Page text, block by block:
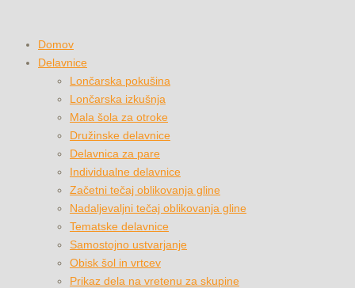
Domov
Delavnice
Lončarska pokušina
Lončarska izkušnja
Mala šola za otroke
Družinske delavnice
Delavnica za pare
Individualne delavnice
Začetni tečaj oblikovanja gline
Nadaljevaljni tečaj oblikovanja gline
Tematske delavnice
Samostojno ustvarjanje
Obisk šol in vrtcev
Prikaz dela na vretenu za skupine